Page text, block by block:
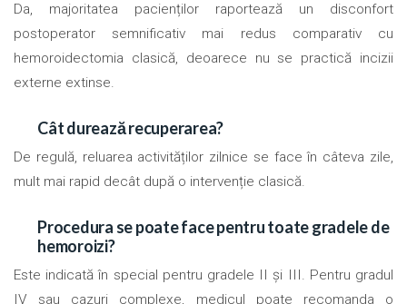
Da, majoritatea pacienților raportează un disconfort
postoperator semnificativ mai redus comparativ cu
hemoroidectomia clasică, deoarece nu se practică incizii
externe extinse.
Cât durează recuperarea?
De regulă, reluarea activităților zilnice se face în câteva zile,
mult mai rapid decât după o intervenție clasică.
Procedura se poate face pentru toate gradele de
hemoroizi?
Este indicată în special pentru gradele II și III. Pentru gradul
IV sau cazuri complexe, medicul poate recomanda o